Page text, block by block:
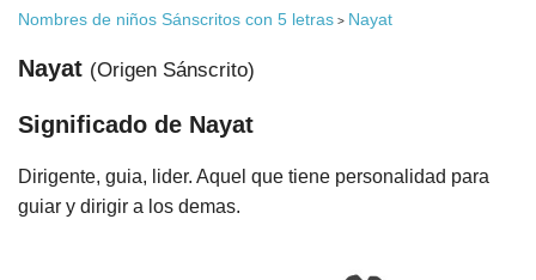
Embarazo
Niños
Nombres de niños Sánscritos con 5 letras > Nayat
Nayat (Origen Sánscrito)
Significado de Nayat
Dirigente, guia, lider. Aquel que tiene personalidad para
guiar y dirigir a los demas.